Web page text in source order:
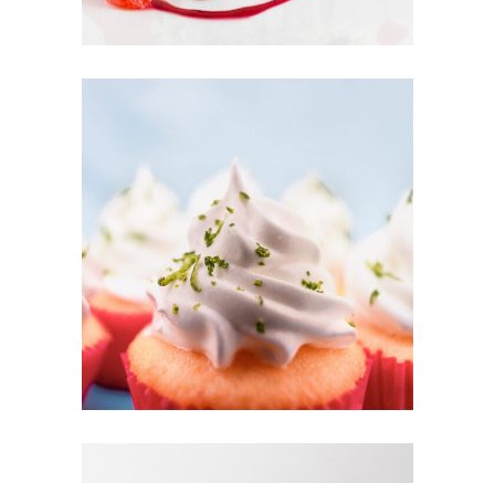
CUPCAKES
Cakes